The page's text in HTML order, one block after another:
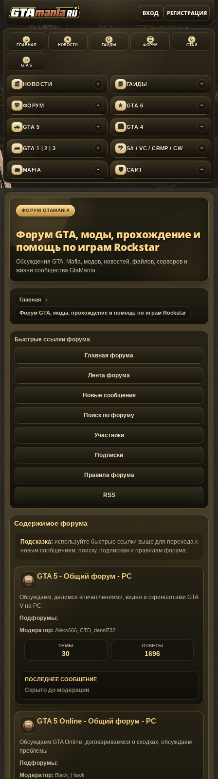
ВХОД РЕГИСТРАЦИЯ
⌂
ГЛАВНАЯ
★
НОВОСТИ
G
ГАЙДЫ
☰
ФОРУМ
6
GTA 6
5
GTA 5
📰 НОВОСТИ › 📘 ГАЙДЫ ›
💬 ФОРУМ › ★ GTA 6 ›
🚗 GTA 5 › 🏙 GTA 4 ›
🧱 GTA 1 | 2 | 3 › 🌴 SA / VC / CRMP / CW ›
💼 MAFIA › 🛡 САЙТ ›
ФОРУМ GTAMANIA
Форум GTA, моды, прохождение и
помощь по играм Rockstar
Обсуждения GTA, Mafia, модов, новостей, файлов, серверов и
жизни сообщества GtaMania.
Главная ›
Форум GTA, моды, прохождение и помощь по играм Rockstar
Быстрые ссылки форума
Главная форума
Лента форума
Новые сообщения
Поиск по форуму
Участники
Подписки
Правила форума
RSS
Содержимое форума
Подсказка: используйте быстрые ссылки выше для перехода к
новым сообщениям, поиску, подпискам и правилам форума.
GTA 5 - Общий форум - PC
Обсуждаем, делимся впечатлениями, видео и скриншотами GTA
V на PC.
Подфорумы:
Модератор: Aleks666, CTD, denni732
ТЕМЫ
30
ОТВЕТЫ
1696
ПОСЛЕДНЕЕ СООБЩЕНИЕ
Скрыто до модерации
GTA 5 Online - Общий форум - PC
Обсуждаем GTA Online, договариваемся о сходках, обсуждаем
проблемы
Подфорумы:
Модератор: Black_Hawk